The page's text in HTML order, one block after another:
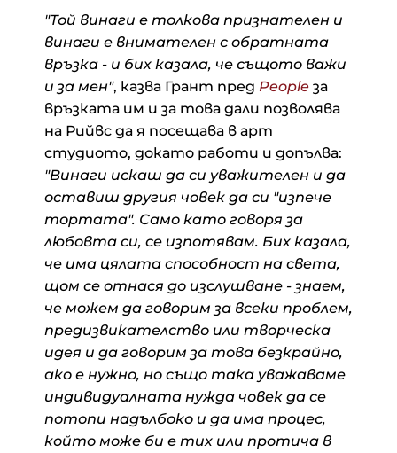
"Той винаги е толкова признателен и
винаги е внимателен с обратната
връзка - и бих казала, че същото важи
и за мен", казва Грант пред People за
връзката им и за това дали позволява
на Рийвс да я посещава в арт
студиото, докато работи и допълва:
"Винаги искаш да си уважителен и да
оставиш другия човек да си "изпече
тортата". Само като говоря за
любовта си, се изпотявам. Бих казала,
че има цялата способност на света,
щом се отнася до изслушване - знаем,
че можем да говорим за всеки проблем,
предизвикателство или творческа
идея и да говорим за това безкрайно,
ако е нужно, но също така уважаваме
индивидуалната нужда човек да се
потопи надълбоко и да има процес,
който може би е тих или протича в